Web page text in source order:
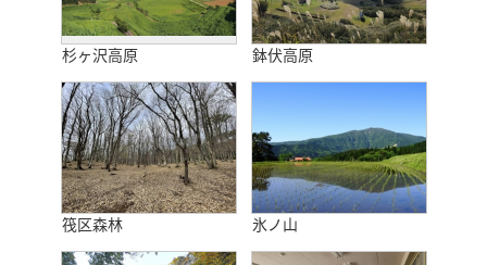
杉ヶ沢高原 鉢伏高原
筏区森林 氷ノ山